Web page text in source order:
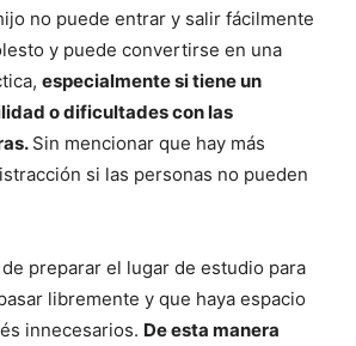
no puede entrar y salir fácilmente
y puede convertirse en una
especialmente si tiene un
o dificultades con las
Sin mencionar que hay más
si las personas no pueden
preparar el lugar de estudio para
libremente y que haya espacio
innecesarios. De esta manera